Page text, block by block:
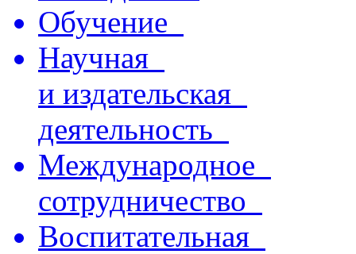
Обучение
Научная
и издательская
деятельность
Международное
сотрудничество
Воспитательная